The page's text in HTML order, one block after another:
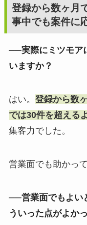
登録から数ヶ月
事中でも案件に
──実際にミツモア
いますか？
はい。 登録から数
では30件を超える
集客力でした。
営業面でも助かって
──営業面でもよい
ういった点がよか